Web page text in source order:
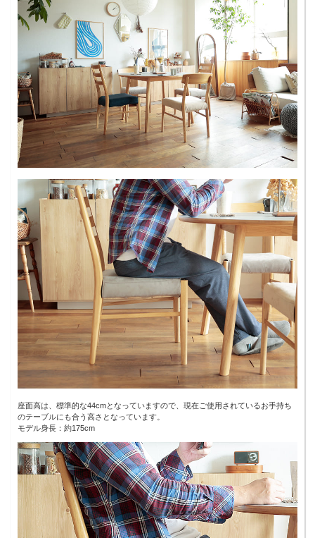
座面高は、標準的な44cmとなっていますので、現在ご使用されているお手持ち
のテーブルにも合う高さとなっています。
モデル身長：約175cm